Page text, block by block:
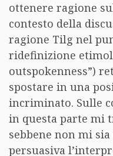
ottenere ragione
contesto della
ragione Tilg nel
ridefinizione
outspokenness”)
spostare in una
incriminato. Sulle
in questa parte mi
sebbene non mi
persuasiva